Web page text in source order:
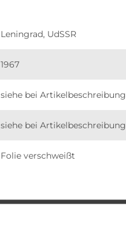
Leningrad, UdSSR
1967
siehe bei Artikelbeschreibung
siehe bei Artikelbeschreibung
Folie verschweißt